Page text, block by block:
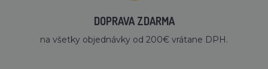
DOPRAVA ZDARMA
na všetky objednávky od 200€ vrátane DPH.